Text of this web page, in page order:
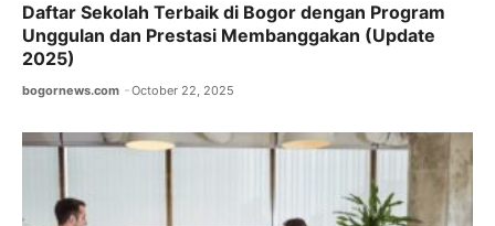
Daftar Sekolah Terbaik di Bogor dengan Program
Unggulan dan Prestasi Membanggakan (Update
2025)
bogornews.com October 22, 2025